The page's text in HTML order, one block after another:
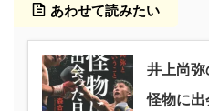
あわせて読みたい
井上尚
怪物に